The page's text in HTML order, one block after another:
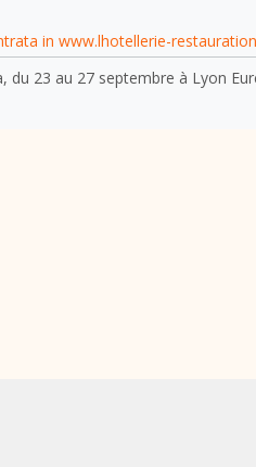
in www.lhotellerie-
du 23 au 27 septembre à Lyon